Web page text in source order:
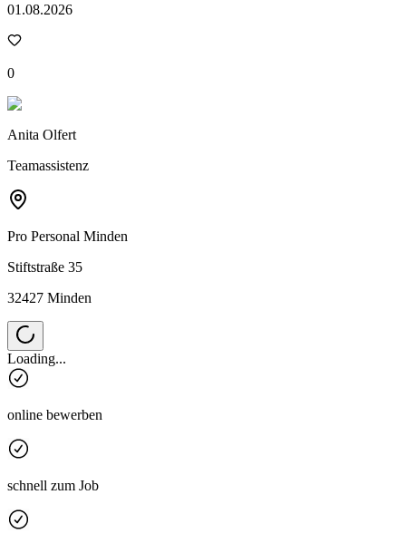
01.08.2026
0
Anita Olfert
Teamassistenz
Pro Personal Minden
Stiftstraße 35
32427 Minden
Loading...
online bewerben
schnell zum Job